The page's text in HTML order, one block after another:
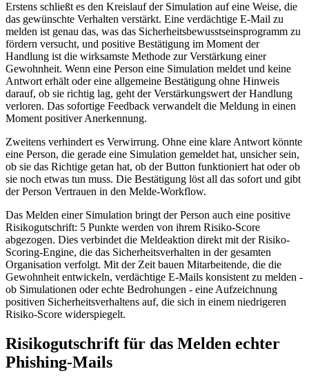
Erstens schließt es den Kreislauf der Simulation auf eine Weise, die
das gewünschte Verhalten verstärkt. Eine verdächtige E-Mail zu
melden ist genau das, was das Sicherheitsbewusstseinsprogramm zu
fördern versucht, und positive Bestätigung im Moment der
Handlung ist die wirksamste Methode zur Verstärkung einer
Gewohnheit. Wenn eine Person eine Simulation meldet und keine
Antwort erhält oder eine allgemeine Bestätigung ohne Hinweis
darauf, ob sie richtig lag, geht der Verstärkungswert der Handlung
verloren. Das sofortige Feedback verwandelt die Meldung in einen
Moment positiver Anerkennung.
Zweitens verhindert es Verwirrung. Ohne eine klare Antwort könnte
eine Person, die gerade eine Simulation gemeldet hat, unsicher sein,
ob sie das Richtige getan hat, ob der Button funktioniert hat oder ob
sie noch etwas tun muss. Die Bestätigung löst all das sofort und gibt
der Person Vertrauen in den Melde-Workflow.
Das Melden einer Simulation bringt der Person auch eine positive
Risikogutschrift: 5 Punkte werden von ihrem Risiko-Score
abgezogen. Dies verbindet die Meldeaktion direkt mit der Risiko-
Scoring-Engine, die das Sicherheitsverhalten in der gesamten
Organisation verfolgt. Mit der Zeit bauen Mitarbeitende, die die
Gewohnheit entwickeln, verdächtige E-Mails konsistent zu melden -
ob Simulationen oder echte Bedrohungen - eine Aufzeichnung
positiven Sicherheitsverhaltens auf, die sich in einem niedrigeren
Risiko-Score widerspiegelt.
Risikogutschrift für das Melden echter
Phishing-Mails